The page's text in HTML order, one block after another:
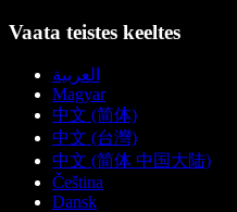
Vaata teistes keeltes
العربية
Magyar
中文 (简体)
中文 (台灣)
中文 (简体 中国大陆)
Čeština
Dansk